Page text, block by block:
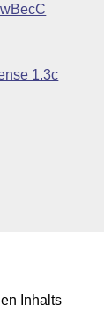
1.3c
Inhalts